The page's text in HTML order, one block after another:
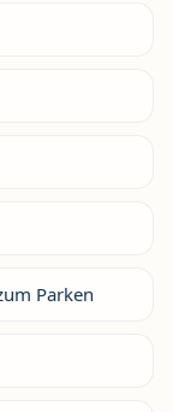
Parken